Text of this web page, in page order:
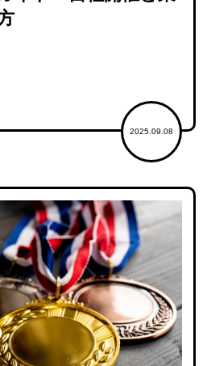
2025.09.08